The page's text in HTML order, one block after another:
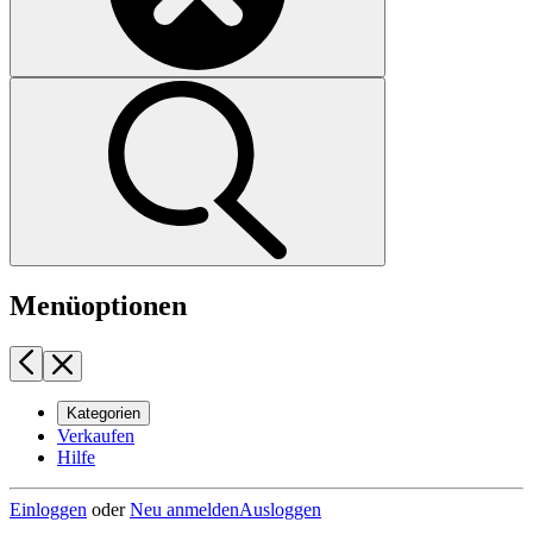
Menüoptionen
Kategorien
Verkaufen
Hilfe
Einloggen oderNeu anmeldenAusloggen